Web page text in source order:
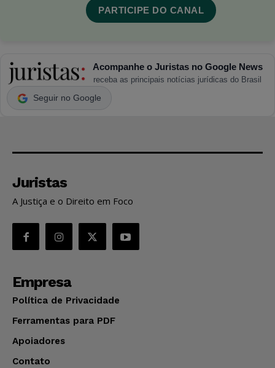
PARTICIPE DO CANAL
Acompanhe o Juristas no Google News
receba as principais notícias jurídicas do Brasil
Seguir no Google
Juristas
A Justiça e o Direito em Foco
Empresa
Política de Privacidade
Ferramentas para PDF
Apoiadores
Contato